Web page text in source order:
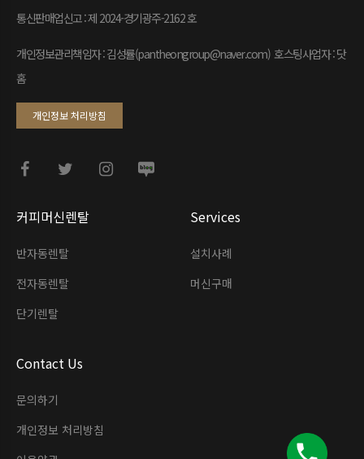
커피머신렌탈
반자동렌탈
전자동렌탈
단기렌탈
Services
설치사례
머신구매
Contact Us
문의하기
개인정보 처리방침
통신판매업신고 : 제 2024-경기광주-2162 호
개인정보관리책임자 : 김성률(pantheongroup@naver.com) 호스팅사업자 : 닷
홈
개인정보 처리방침